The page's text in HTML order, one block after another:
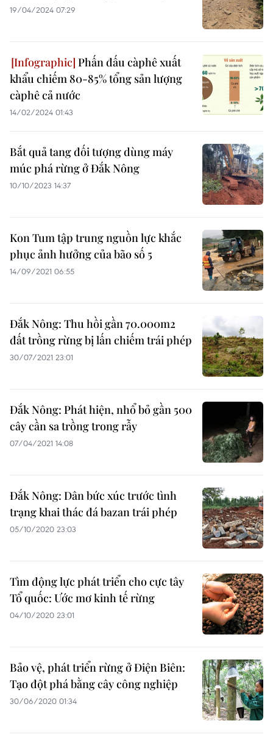
19/04/2024 07:29
Phấn đấu càphê xuất
khẩu chiếm 80-85% tổng sản lượng
càphê cả nước
14/02/2024 01:43
Bắt quả tang đối tượng dùng máy
múc phá rừng ở Đắk Nông
10/10/2023 14:37
Kon Tum tập trung nguồn lực khắc
phục ảnh hưởng của bão số 5
14/09/2021 06:55
Đắk Nông: Thu hồi gần 70.000m2
đất trồng rừng bị lấn chiếm trái phép
30/07/2021 23:01
Đắk Nông: Phát hiện, nhổ bỏ gần 500
cây cần sa trồng trong rẫy
07/04/2021 14:08
Đắk Nông: Dân bức xúc trước tình
trạng khai thác đá bazan trái phép
05/10/2020 23:03
Tìm động lực phát triển cho cực tây
Tổ quốc: Ước mơ kinh tế rừng
04/10/2020 23:01
Bảo vệ, phát triển rừng ở Điện Biên:
Tạo đột phá bằng cây công nghiệp
30/06/2020 01:34